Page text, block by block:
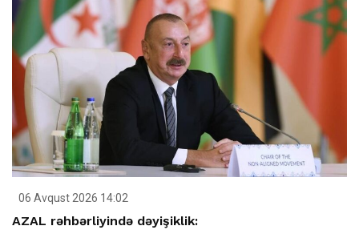
06 Avqust 2026 14:02
AZAL rəhbərliyində dəyişiklik: